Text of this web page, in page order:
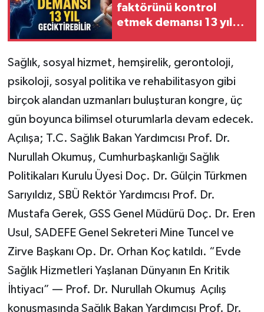
faktörünü kontrol
etmek demansı 13 yıl
Sağlık, sosyal hizmet, hemşirelik, gerontoloji,
psikoloji, sosyal politika ve rehabilitasyon gibi
birçok alandan uzmanları buluşturan kongre, üç
gün boyunca bilimsel oturumlarla devam edecek.
Açılışa; T.C. Sağlık Bakan Yardımcısı Prof. Dr.
Nurullah Okumuş, Cumhurbaşkanlığı Sağlık
Politikaları Kurulu Üyesi Doç. Dr. Gülçin Türkmen
Sarıyıldız, SBÜ Rektör Yardımcısı Prof. Dr.
Mustafa Gerek, GSS Genel Müdürü Doç. Dr. Eren
Usul, SADEFE Genel Sekreteri Mine Tuncel ve
Zirve Başkanı Op. Dr. Orhan Koç katıldı. “Evde
Sağlık Hizmetleri Yaşlanan Dünyanın En Kritik
İhtiyacı” — Prof. Dr. Nurullah Okumuş Açılış
konuşmasında Sağlık Bakan Yardımcısı Prof. Dr.